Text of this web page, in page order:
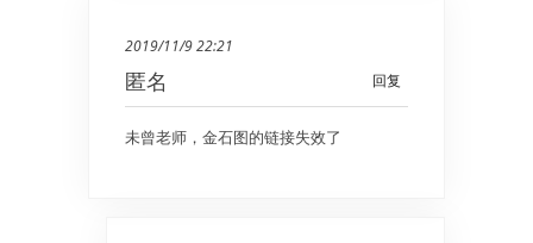
2019/11/9 22:21
回复
匿名
未曾老师，金石图的链接失效了